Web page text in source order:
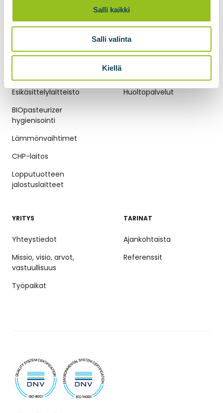
Salli kaikki
Salli valinta
Kiellä
Biometaanin nesteytys
BIOliquefier hiilidioksidin
nesteytys
Esikäsittelylaitteisto
BIOpasteurizer
hygienisointi
Lämmönvaihtimet
CHP-laitos
Lopputuotteen
jalostuslaitteet
Huoltopalvelut
YRITYS
Yhteystiedot
Missio, visio, arvot,
vastuullisuus
Työpaikat
TARINAT
Ajankohtaista
Referenssit